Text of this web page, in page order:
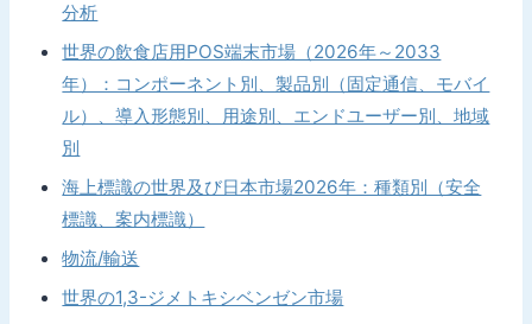
分析
世界の飲食店用POS端末市場（2026年～2033
年）：コンポーネント別、製品別（固定通信、モバイ
ル）、導入形態別、用途別、エンドユーザー別、地域
別
海上標識の世界及び日本市場2026年：種類別（安全
標識、案内標識）
物流/輸送
世界の1,3-ジメトキシベンゼン市場